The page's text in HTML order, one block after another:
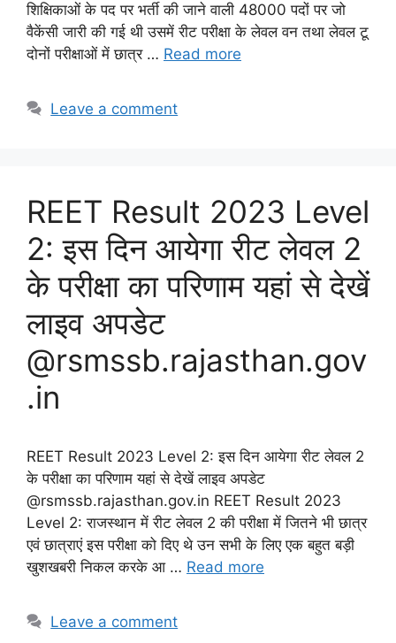
शिक्षिकाओं के पद पर भर्ती की जाने वाली 48000 पदों पर जो
वैकेंसी जारी की गई थी उसमें रीट परीक्षा के लेवल वन तथा लेवल टू
दोनों परीक्षाओं में छात्र … Read more
Leave a comment
REET Result 2023 Level
2: इस दिन आयेगा रीट लेवल 2
के परीक्षा का परिणाम यहां से देखें
लाइव अपडेट
@rsmssb.rajasthan.gov
.in
REET Result 2023 Level 2: इस दिन आयेगा रीट लेवल 2
के परीक्षा का परिणाम यहां से देखें लाइव अपडेट
@rsmssb.rajasthan.gov.in REET Result 2023
Level 2: राजस्थान में रीट लेवल 2 की परीक्षा में जितने भी छात्र
एवं छात्राएं इस परीक्षा को दिए थे उन सभी के लिए एक बहुत बड़ी
खुशखबरी निकल करके आ … Read more
Leave a comment